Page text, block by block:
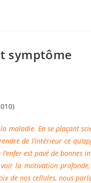
symptôme
En se plaçant
de l’intérieur ce
est pavé de bonnes
la motivation
de nos cellules, nous